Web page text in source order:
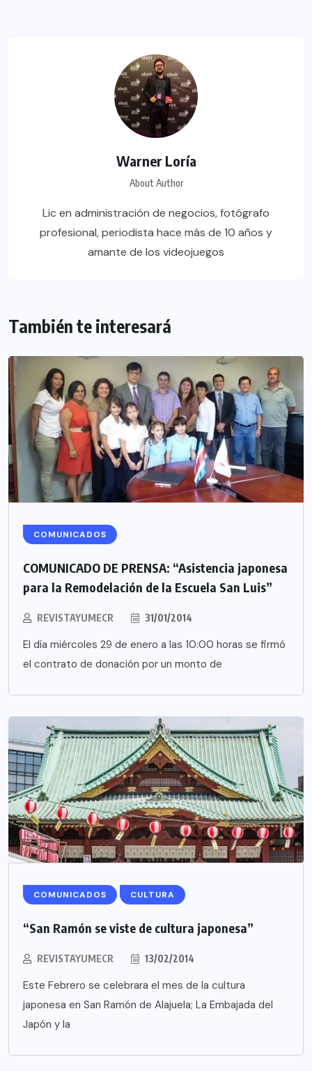
Warner Loría
About Author
Lic en administración de negocios, fotógrafo
profesional, periodista hace más de 10 años y
amante de los videojuegos
También te interesará
COMUNICADOS
COMUNICADO DE PRENSA: “Asistencia japonesa
para la Remodelación de la Escuela San Luis”
REVISTAYUMECR 31/01/2014
El día miércoles 29 de enero a las 10:00 horas se firmó
el contrato de donación por un monto de
COMUNICADOS CULTURA
“San Ramón se viste de cultura japonesa”
REVISTAYUMECR 13/02/2014
Este Febrero se celebrara el mes de la cultura
japonesa en San Ramón de Alajuela; La Embajada del
Japón y la